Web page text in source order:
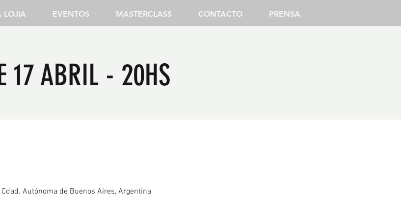
LOJIA EVENTOS MASTERCLASS CONTACTO PRENSA
17 ABRIL - 20HS
Autónoma de Buenos Aires, Argentina